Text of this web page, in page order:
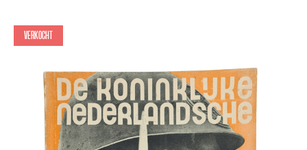
Verkocht